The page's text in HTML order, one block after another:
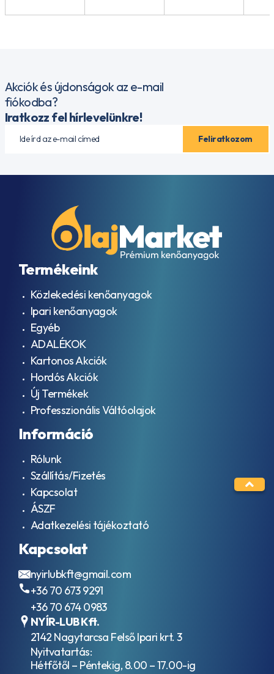
Akciók és újdonságok az e-mail
fiókodba?
Iratkozz fel hírlevelünkre!
Termékeink
Közlekedési kenőanyagok
Ipari kenőanyagok
Egyéb
ADALÉKOK
Kartonos Akciók
Hordós Akciók
Új Termékek
Professzionális Váltóolajok
Információ
Rólunk
Szállítás/Fizetés
Kapcsolat
ÁSZF
Adatkezelési tájékoztató
Kapcsolat
nyirlubkft@gmail.com
+36 70 673 9291
+36 70 674 0983
NYÍR-LUB Kft.
2142 Nagytarcsa Felső Ipari krt. 3
Nyitvatartás:
Hétfőtől – Péntekig, 8.00 – 17.00-ig